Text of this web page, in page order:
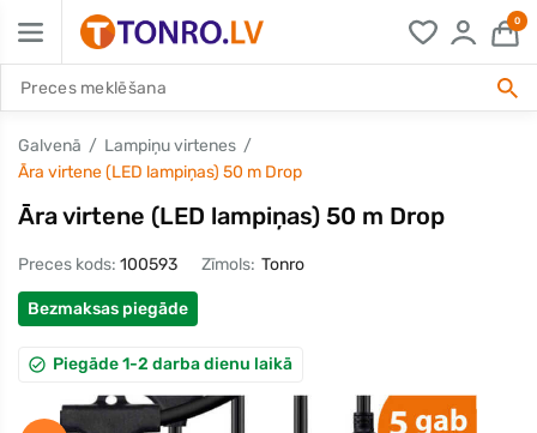
0
Galvenā
Lampiņu virtenes
Āra virtene (LED lampiņas) 50 m Drop
Āra virtene (LED lampiņas) 50 m Drop
Preces kods: 100593 Zīmols: Tonro
Bezmaksas piegāde
Piegāde 1-2 darba dienu laikā